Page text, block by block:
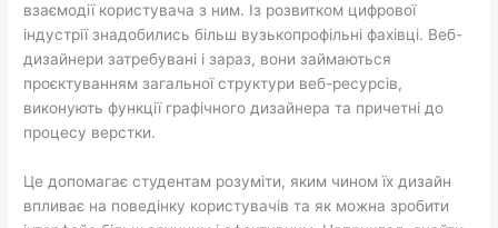
взаємодії користувача з ним. Із розвитком цифрової
індустрії знадобились більш вузькопрофільні фахівці. Веб-
дизайнери затребувані і зараз, вони займаються
проєктуванням загальної структури веб-ресурсів,
виконують функції графічного дизайнера та причетні до
процесу верстки.
Це допомагає студентам розуміти, яким чином їх дизайн
впливає на поведінку користувачів та як можна зробити